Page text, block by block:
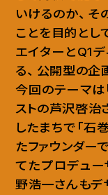
いけるのか、 そ
ことを目的とし
エイターとQ1
る、 公開型の企
今回のテーマは
ストの芦沢啓治
したまちで「石
たファウンダー
てたプロデュー
野浩一さんもデ